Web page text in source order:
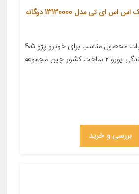
واحد کنترل الکترونیک اس اس ای تی مدل 13130000 دوگانه
معرفی محصول جزئیات محصول مناسب برای خودرو پژو ۴۰۵
پژو پارس سطح آلایندگی یورو ۲ ساخت کشور چین مجموعه
بررسی و خرید